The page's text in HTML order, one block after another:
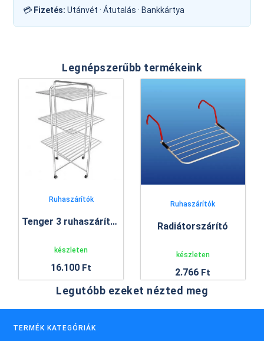
💳 Fizetés: Utánvét · Átutalás · Bankkártya
Legnépszerűbb termékeink
Ruhaszárítók
Tenger 3 ruhaszárító állvány
készleten
16.100 Ft
Ruhaszárítók
Radiátorszárító
készleten
2.766 Ft
Legutóbb ezeket nézted meg
TERMÉK KATEGÓRIÁK